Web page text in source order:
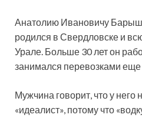
Анатолию Ивановичу
родился в Свердловске и
Урале. Больше 30 лет он
занимался перевозками
Мужчина говорит, что у него
«идеалист», потому что